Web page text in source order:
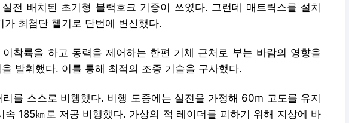
전 배치된 초기형 블랙호크 기종이 쓰였다. 그런데 매트릭스를 설치
가 최첨단 헬기로 단번에 변신했다.
착륙을 하고 동력을 제어하는 한편 기체 근처로 부는 바람의 영향을
발휘했다. 이를 통해 최적의 조종 기술을 구사했다.
를 스스로 비행했다. 비행 도중에는 실전을 가정해 60m 고도를 유지
속 185㎞로 저공 비행했다. 가상의 적 레이더를 피하기 위해 지상에 바